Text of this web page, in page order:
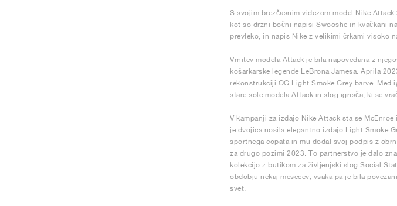
S svojim brezčasnim videzom model Nike
kot so drzni bočni napisi Swooshe in kvačkani
prevleko, in napis Nike z velikimi črkami visoko
Vrnitev modela Attack je bila napovedana z
košarkarske legende LeBrona Jamesa. Aprila
rekonstrukciji OG Light Smoke Grey barve.
stare šole modela Attack in slog igrišča, ki se
V kampanji za izdajo Nike Attack sta se
je dvojica nosila elegantno izdajo Light Smoke
športnega copata in mu dodal svoj podpis z
za drugo pozimi 2023. To partnerstvo je dalo
kolekcijo z butikom za življenjski slog Social
obdobju nekaj mesecev, vsaka pa je bila
svet.